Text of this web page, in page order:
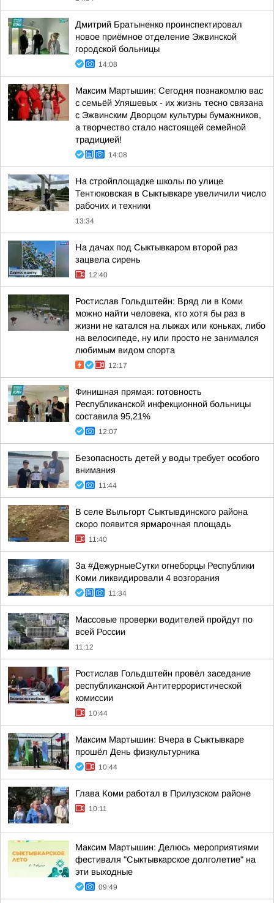
Дмитрий Братыненко проинспектировал
новое приёмное отделение Эжвинской
городской больницы
14:08
Максим Мартышин: Сегодня познакомлю вас
с семьёй Уляшевых - их жизнь тесно связана
с Эжвинским Дворцом культуры бумажников,
а творчество стало настоящей семейной
традицией!
14:08
На стройплощадке школы по улице
Тентюковская в Сыктывкаре увеличили число
рабочих и техники
13:34
На дачах под Сыктывкаром второй раз
зацвела сирень
12:40
Ростислав Гольдштейн: Вряд ли в Коми
можно найти человека, кто хотя бы раз в
жизни не катался на лыжах или коньках, либо
на велосипеде, ну или просто не занимался
любимым видом спорта
12:17
Финишная прямая: готовность
Республиканской инфекционной больницы
составила 95,21%
12:07
Безопасность детей у воды требует особого
внимания
11:44
В селе Выльгорт Сыктывдинского района
скоро появится ярмарочная площадь
11:40
За #ДежурныеСутки огнеборцы Республики
Коми ликвидировали 4 возгорания
11:34
Массовые проверки водителей пройдут по
всей России
11:12
Ростислав Гольдштейн провёл заседание
республиканской Антитеррористической
комиссии
10:44
Максим Мартышин: Вчера в Сыктывкаре
прошёл День физкультурника
10:44
Глава Коми работал в Прилузском районе
10:11
Максим Мартышин: Делюсь мероприятиями
фестиваля "Сыктывкарское долголетие" на
эти выходные
09:49